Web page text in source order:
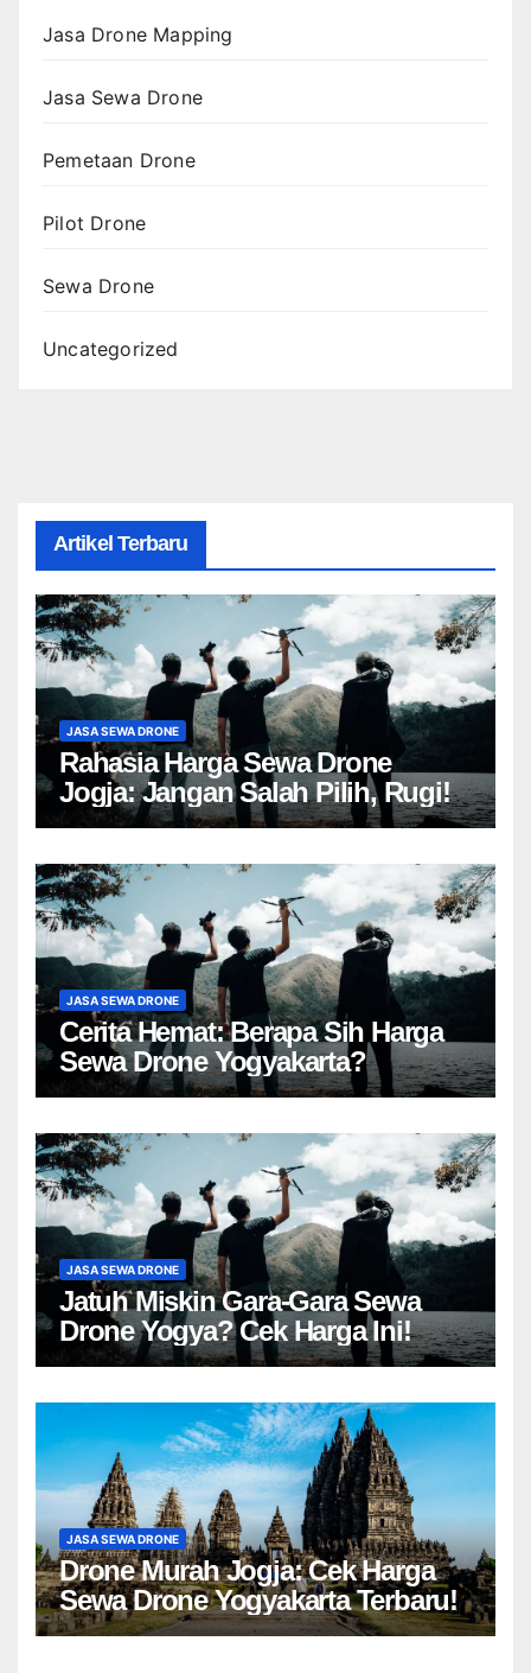
Jasa Drone Mapping
Jasa Sewa Drone
Pemetaan Drone
Pilot Drone
Sewa Drone
Uncategorized
Artikel Terbaru
JASA SEWA DRONE
Rahasia Harga Sewa Drone
Jogja: Jangan Salah Pilih, Rugi!
JASA SEWA DRONE
Cerita Hemat: Berapa Sih Harga
Sewa Drone Yogyakarta?
JASA SEWA DRONE
Jatuh Miskin Gara-Gara Sewa
Drone Yogya? Cek Harga Ini!
JASA SEWA DRONE
Drone Murah Jogja: Cek Harga
Sewa Drone Yogyakarta Terbaru!